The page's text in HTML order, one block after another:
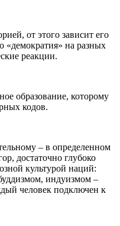
от этого зависит его
«демократия» на разных
реакции.
образование, которому
кодов.
– в определенном
достаточно глубоко
культурой наций:
индуизмом –
человек подключен к